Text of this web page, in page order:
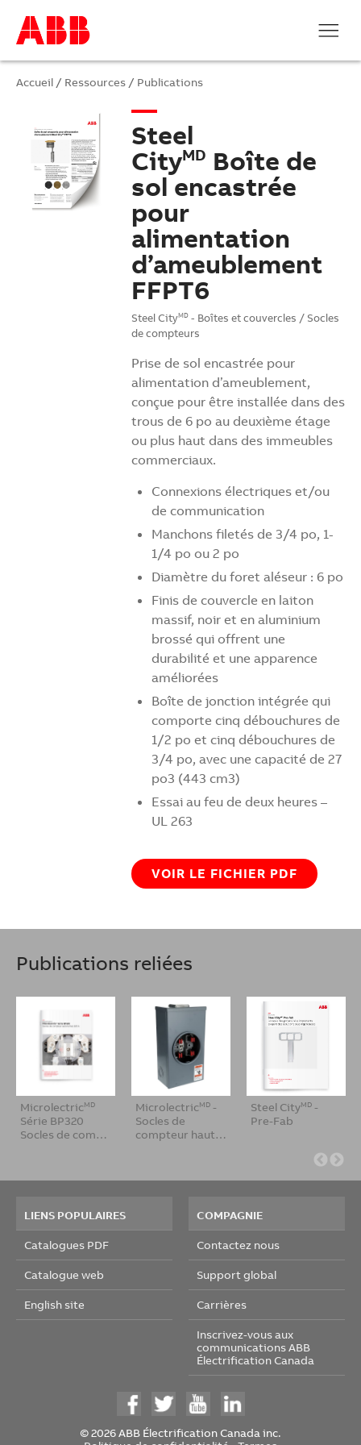
Accueil / Ressources / Publications
Steel
CityMD Boîte de
sol encastrée
pour
alimentation
d’ameublement
FFPT6
Steel CityMD- Boîtes et couvercles / Socles
de compteurs
Prise de sol encastrée pour
alimentation d’ameublement,
conçue pour être installée dans des
trous de 6 po au deuxième étage
ou plus haut dans des immeubles
commerciaux.
Connexions électriques et/ou
de communication
Manchons filetés de 3/4 po, 1-
1/4 po ou 2 po
Diamètre du foret aléseur : 6 po
Finis de couvercle en laiton
massif, noir et en aluminium
brossé qui offrent une
durabilité et une apparence
améliorées
Boîte de jonction intégrée qui
comporte cinq débouchures de
1/2 po et cinq débouchures de
3/4 po, avec une capacité de 27
po3 (443 cm3)
Essai au feu de deux heures –
UL 263
VOIR LE FICHIER PDF
Publications reliées
MicrolectricMD
Série BP320
Socles de com…
MicrolectricMD -
Socles de
compteur haut…
Steel CityMD -
Pre-Fab
LIENS POPULAIRES
Catalogues PDF
Catalogue web
English site
COMPAGNIE
Contactez nous
Support global
Carrières
Inscrivez-vous aux
communications ABB
Électrification Canada
© 2026 ABB Électrification Canada inc.